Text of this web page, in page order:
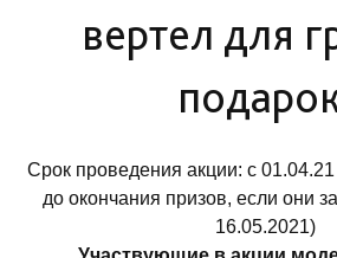
вертел для
Срок проведения акции: с
до окончания призов, если они
16.05.2021)